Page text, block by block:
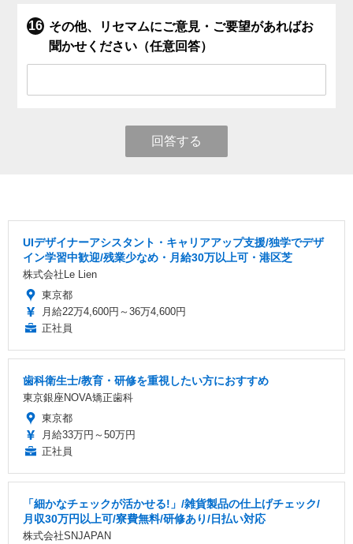
その他、リセマムにご意見・ご要望があればお
聞かせください（任意回答）
回答する
UIデザイナーアシスタント・キャリアアップ支援/独学でデザ
イン学習中歓迎/残業少なめ・月給30万以上可・港区芝
株式会社Le Lien
東京都
月給22万4,600円～36万4,600円
正社員
歯科衛生士/教育・研修を重視したい方におすすめ
東京銀座NOVA矯正歯科
東京都
月給33万円～50万円
正社員
「細かなチェックが活かせる!」/雑貨製品の仕上げチェック/
月収30万円以上可/寮費無料/研修あり/日払い対応
株式会社SNJAPAN